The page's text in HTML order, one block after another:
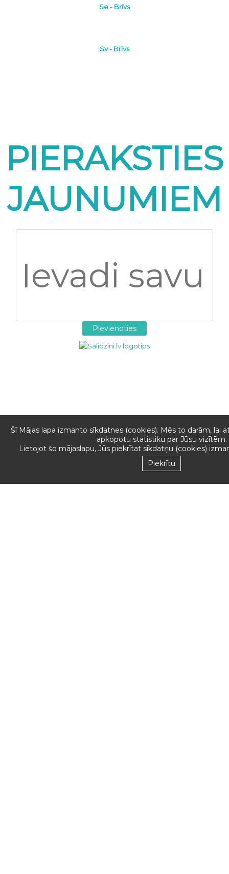
Se - Brīvs
Sv - Brīvs
PIERAKSTIES
JAUNUMIEM
MĒS
PIEŅEMAM
Šī Mājas lapa izmanto sīkdatnes (cookies). Mēs to darām, lai
apkopotu statistiku par Jūsu vizītēm.
Lietojot šo mājaslapu, Jūs piekrītat sīkdatņu (cookies)
Piekrītu